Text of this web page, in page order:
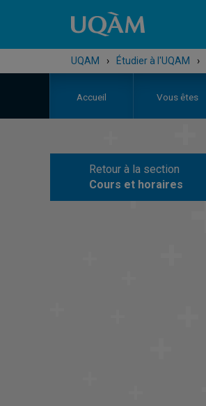
UQAM › Étudier à l'UQAM ›
Accueil Vous êtes
Retour à la section
Cours et horaires